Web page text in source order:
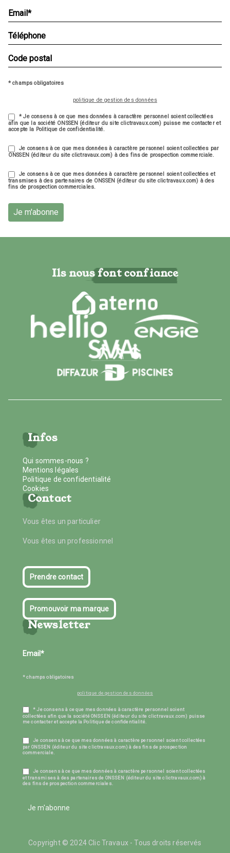
* champs obligatoires
politique de gestion des données
* Je consens à ce que mes données à caractère personnel soient collectées
afin que la société ONSSEN (éditeur du site clictravaux.com) puisse me contacter et
accepte la Politique de confidentialité.
Je consens à ce que mes données à caractère personnel soient collectées par
ONSSEN (éditeur du site clictravaux.com) à des fins de prospection commerciale.
Je consens à ce que mes données à caractère personnel soient collectées et
transmises à des partenaires de ONSSEN (éditeur du site clictravaux.com) à des
fins de prospection commerciales.
Je m'abonne
Ils nous font confiance
Infos
Qui sommes-nous ?
Mentions légales
Politique de confidentialité
Cookies
Contact
Vous êtes un particulier
Vous êtes un professionnel
Prendre contact
Promouvoir ma marque
Newsletter
* champs obligatoires
politique de gestion des données
* Je consens à ce que mes données à caractère personnel soient
collectées afin que la société ONSSEN (éditeur du site clictravaux.com) puisse
me contacter et accepte la Politique de confidentialité.
Je consens à ce que mes données à caractère personnel soient collectées
par ONSSEN (éditeur du site clictravaux.com) à des fins de prospection
commerciale.
Je consens à ce que mes données à caractère personnel soient collectées
et transmises à des partenaires de ONSSEN (éditeur du site clictravaux.com) à
des fins de prospection commerciales.
Je m'abonne
Copyright © 2024 Clic Travaux - Tous droits réservés